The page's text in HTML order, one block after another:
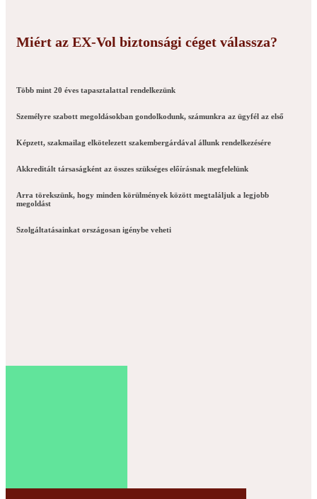
Miért az EX-Vol biztonsági céget válassza?
Több mint 20 éves tapasztalattal rendelkezünk
Személyre szabott megoldásokban gondolkodunk, számunkra az ügyfél az első
Képzett, szakmailag elkötelezett szakembergárdával állunk rendelkezésére
Akkreditált társaságként az összes szükséges előírásnak megfelelünk
Arra törekszünk, hogy minden körülmények között megtaláljuk a legjobb
megoldást
Szolgáltatásainkat országosan igénybe veheti